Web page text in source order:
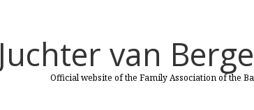
Juchter van
Official website of the Family Association of the